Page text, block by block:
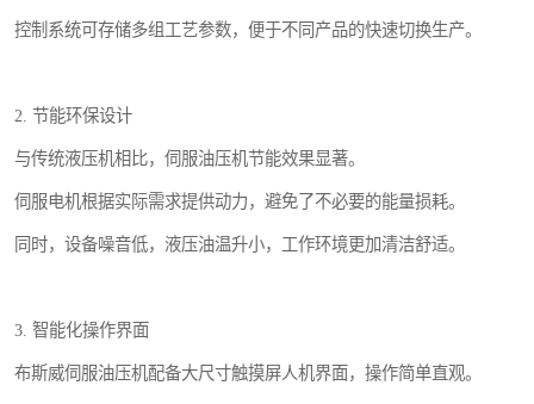
控制系统可存储多组工艺参数，便于不同产品的快速切换生产。
2. 节能环保设计
与传统液压机相比，伺服油压机节能效果显著。
伺服电机根据实际需求提供动力，避免了不必要的能量损耗。
同时，设备噪音低，液压油温升小，工作环境更加清洁舒适。
3. 智能化操作界面
布斯威伺服油压机配备大尺寸触摸屏人机界面，操作简单直观。